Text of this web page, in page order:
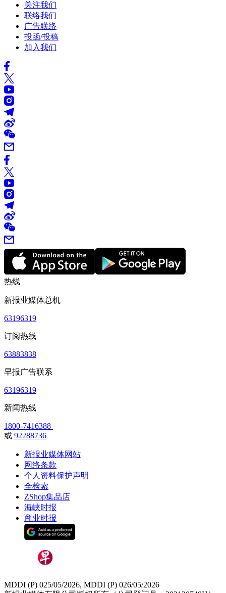
关注我们
联络我们
广告联络
投函/投稿
加入我们
热线
新报业媒体总机
63196319
订阅热线
63883838
早报广告联系
63196319
新闻热线
1800-7416388
或 92288736
新报业媒体网站
网络条款
个人资料保护声明
全检索
ZShop集品店
海峡时报
商业时报
MDDI (P) 025/05/2026, MDDI (P) 026/05/2026